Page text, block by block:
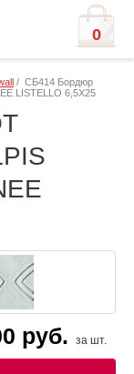
0
/ СБ414 Бордюр
LISTELLO 6,5X25
руб. за шт.